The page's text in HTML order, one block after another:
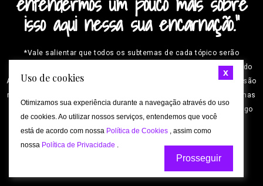
isso aqui nessa sua encarnação."
*Vale salientar que todos os subtemas de cada tópico serão
analisados mediante a confirmação energética e a sensibilidade do
Astrólogo que estiver analisando seu mapa, pois há questões que são
mais importantes para uns (num momento específico) e outros temas
que são mais necessários para outros. A sensibilidade do Astrólogo
decidirá o que ele deve focar mais.
Uso de cookies x
Otimizamos sua experiência durante a navegação através do uso
de cookies. Ao utilizar nossos serviços, entendemos que você
está de acordo com nossa Política de Cookies , assim como
nossa Política de Privacidade .
Prosseguir